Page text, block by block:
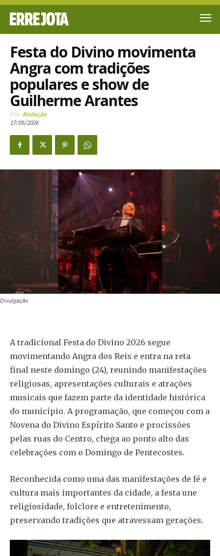
Festa do Divino movimenta
Angra com tradições
populares e show de
Guilherme Arantes
Por Redação
17/05/2026
Divulgação
A tradicional Festa do Divino 2026 segue
movimentando Angra dos Reis e entra na reta
final neste domingo (24), reunindo manifestações
religiosas, apresentações culturais e atrações
musicais que fazem parte da identidade histórica
do município. A programação, que começou com a
Novena do Divino Espírito Santo e procissões
pelas ruas do Centro, chega ao ponto alto das
celebrações com o Domingo de Pentecostes.
Reconhecida como uma das manifestações de fé e
cultura mais importantes da cidade, a festa une
religiosidade, folclore e entretenimento,
preservando tradições que atravessam gerações.